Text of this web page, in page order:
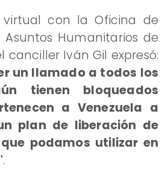
con la Oficina de
Humanitarios de
canciller Iván Gil expresó:
un llamado a todos los
tienen bloqueados
a Venezuela a
plan de liberación de
podamos utilizar en
.